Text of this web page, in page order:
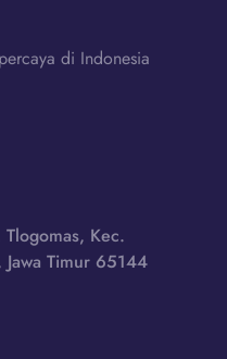
di Indonesia
Kec.
Jawa Timur 65144